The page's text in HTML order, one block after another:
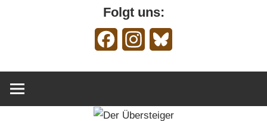
Folgt uns:
FacebookInstagram